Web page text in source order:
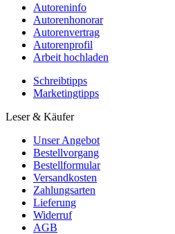
Autoreninfo
Autorenhonorar
Autorenvertrag
Autorenprofil
Arbeit hochladen
Schreibtipps
Marketingtipps
Leser & Käufer
Unser Angebot
Bestellvorgang
Bestellformular
Versandkosten
Zahlungsarten
Lieferung
Widerruf
AGB